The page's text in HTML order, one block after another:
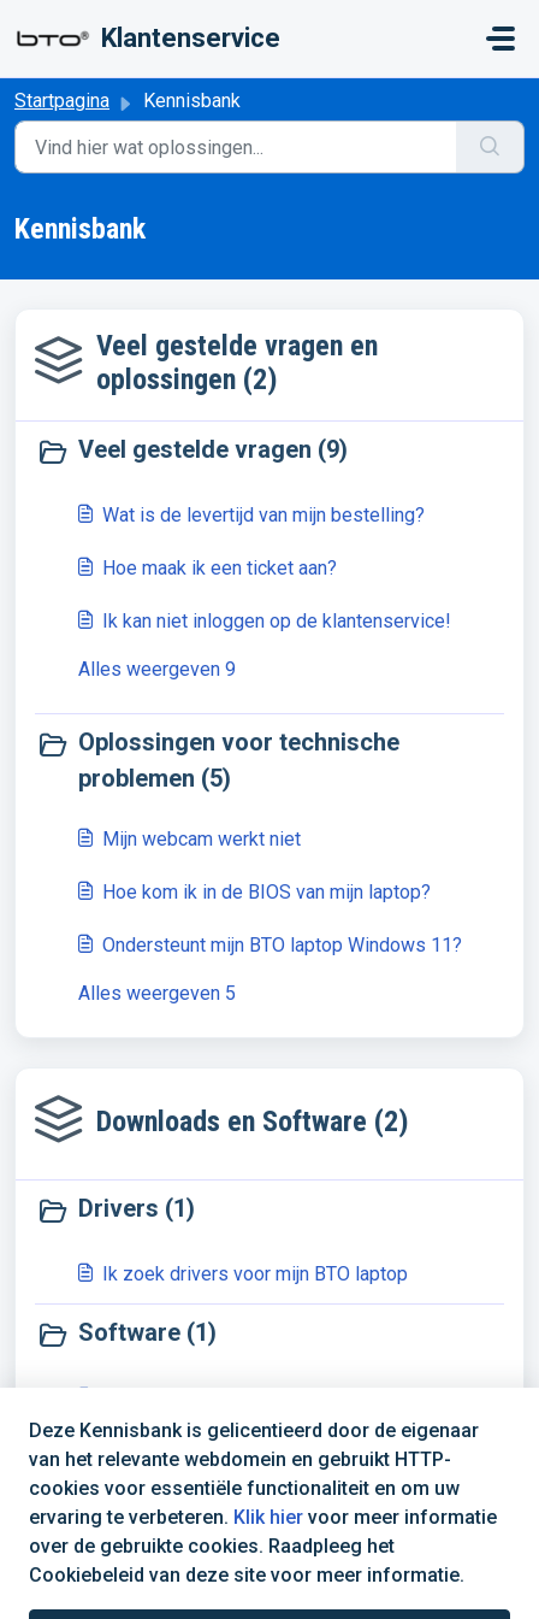
Klantenservice
Startpagina Kennisbank
Kennisbank
Veel gestelde vragen en
oplossingen (2)
Veel gestelde vragen (9)
Wat is de levertijd van mijn bestelling?
Hoe maak ik een ticket aan?
Ik kan niet inloggen op de klantenservice!
Alles weergeven 9
Oplossingen voor technische
problemen (5)
Mijn webcam werkt niet
Hoe kom ik in de BIOS van mijn laptop?
Ondersteunt mijn BTO laptop Windows 11?
Alles weergeven 5
Downloads en Software (2)
Drivers (1)
Ik zoek drivers voor mijn BTO laptop
Software (1)
(+31) 030 688 0808
Deze Kennisbank is gelicentieerd door de eigenaar
van het relevante webdomein en gebruikt HTTP-
cookies voor essentiële functionaliteit en om uw
ervaring te verbeteren. Klik hier voor meer informatie
over de gebruikte cookies. Raadpleeg het
Cookiebeleid van deze site voor meer informatie.